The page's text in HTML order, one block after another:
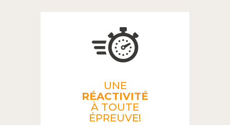
UNE
RÉACTIVITÉ
À TOUTE
ÉPREUVE!